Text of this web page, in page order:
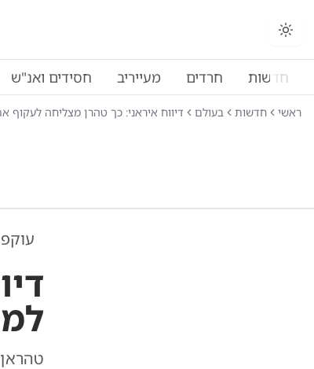
החלפת מצב תצוגה
חדשות חרדים מעייריב חסידים ואנ"ש
ראשי חדשות בעולם דיווח איראני: כך טהרן מצליחה